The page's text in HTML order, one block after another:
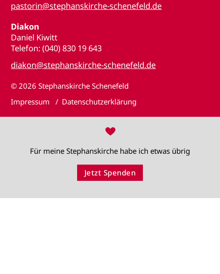
pastorin@stephanskirche-schenefeld.de
Diakon
Daniel Kiwitt
Telefon: (040) 830 19 643
diakon@stephanskirche-schenefeld.de
© 2026 Stephanskirche Schenefeld
Impressum
Datenschutzerklärung
♥
Für meine Stephanskirche habe ich etwas übrig
Jetzt Spenden